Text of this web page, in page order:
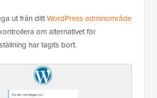
ut från dittWordPress adminområde
om alternativet för
har tagits bort.